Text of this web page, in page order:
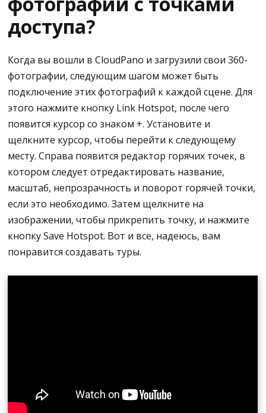
доступа?
Когда вы вошли в CloudPano и загрузили свои 360-
фотографии, следующим шагом может быть
подключение этих фотографий к каждой сцене. Для
этого нажмите кнопку Link Hotspot, после чего
появится курсор со знаком +. Установите и
щелкните курсор, чтобы перейти к следующему
месту. Справа появится редактор горячих точек, в
котором следует отредактировать название,
масштаб, непрозрачность и поворот горячей точки,
если это необходимо. Затем щелкните на
изображении, чтобы прикрепить точку, и нажмите
кнопку Save Hotspot. Вот и все, надеюсь, вам
понравится создавать туры.